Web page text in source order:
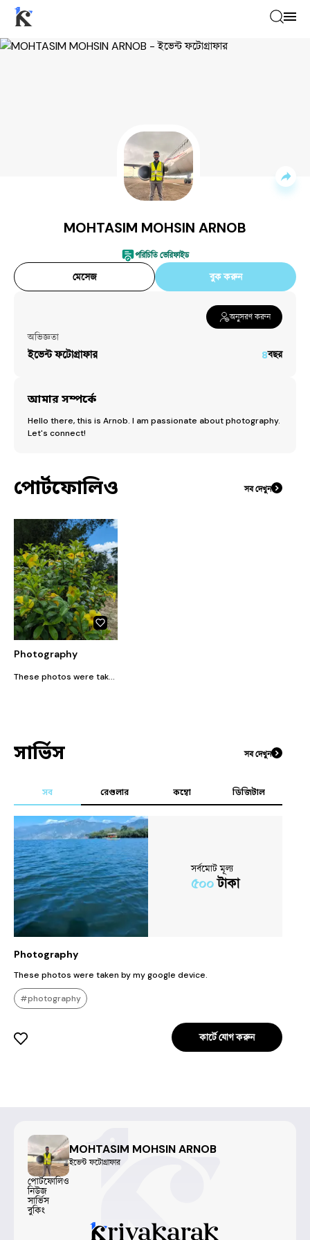
MOHTASIM MOHSIN ARNOB—
MOHTASIM MOHSIN ARNOB
পরিচিতি ভেরিফাইড
মেসেজ বুক করুন
অনুসরণ করুন
অভিজ্ঞতা
ইভেন্ট ফটোগ্রাফার ৪বছর
আমার সম্পর্কে
Hello there, this is Arnob. I am passionate about photography.
Let's connect!
পোর্টফোলিও সব দেখুন
Photography
These photos were taken by my google device
সার্ভিস সব দেখুন
সব রেগুলার কম্বো ডিজিটাল
সর্বমোট মূল্য
৫০০টাকা
Photography
These photos were taken by my google device.
#photography
কার্টে যোগ করুন
MOHTASIM MOHSIN ARNOB
ইভেন্ট ফটোগ্রাফার
পোর্টফোলিও
নিউজ
সার্ভিস
বুকিং